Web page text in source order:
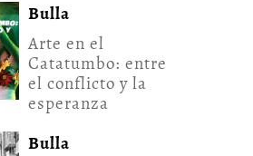
Bulla
Arte en el
Catatumbo: entre
el conflicto y la
esperanza
Bulla